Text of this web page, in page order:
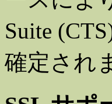
Suite
確定され